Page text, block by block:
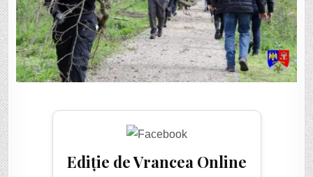
Ediție de Vrancea Online